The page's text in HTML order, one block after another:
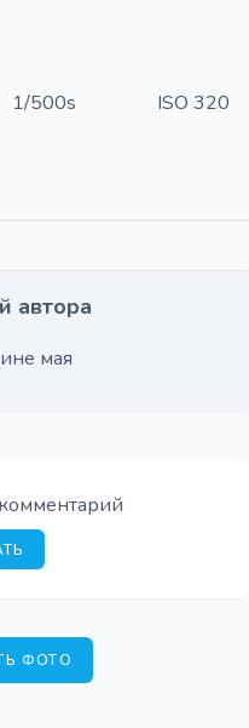
1/500s
ISO 320
автора
мая
ФОТО